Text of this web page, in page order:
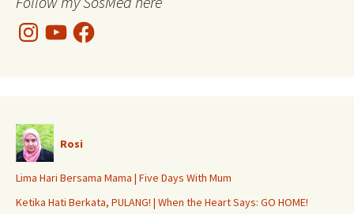
InstagramYouTubeFacebook
Rosi
Lima Hari Bersama Mama | Five Days With Mum
Ketika Hati Berkata, PULANG! | When the Heart Says: GO HOME!